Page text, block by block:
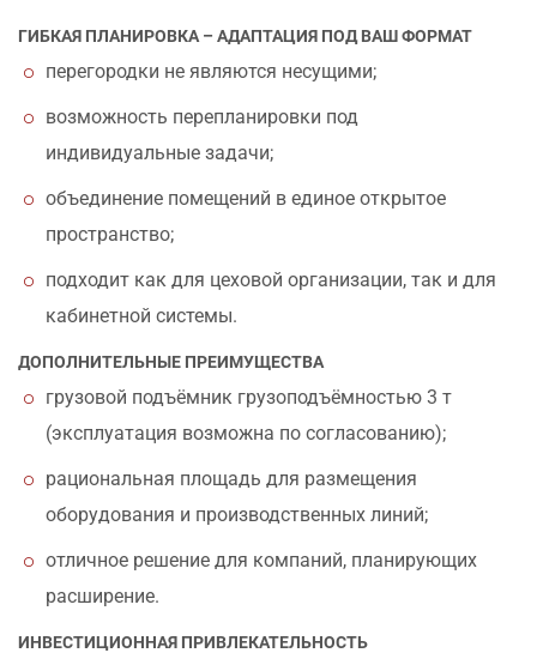
ГИБКАЯ ПЛАНИРОВКА – АДАПТАЦИЯ ПОД ВАШ ФОРМАТ
перегородки не являются несущими;
возможность перепланировки под
индивидуальные задачи;
объединение помещений в единое открытое
пространство;
подходит как для цеховой организации, так и для
кабинетной системы.
ДОПОЛНИТЕЛЬНЫЕ ПРЕИМУЩЕСТВА
грузовой подъёмник грузоподъёмностью 3 т
(эксплуатация возможна по согласованию);
рациональная площадь для размещения
оборудования и производственных линий;
отличное решение для компаний, планирующих
расширение.
ИНВЕСТИЦИОННАЯ ПРИВЛЕКАТЕЛЬНОСТЬ